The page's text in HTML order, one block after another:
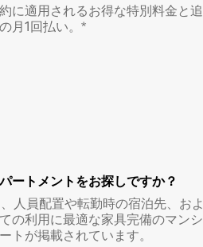
に適用されるお得な特別料金と追
月1回払い。*
ートメントをお探しですか？
人員配置や転勤時の宿泊先、およ
の利用に最適な家具完備のマンシ
トが掲載されています。